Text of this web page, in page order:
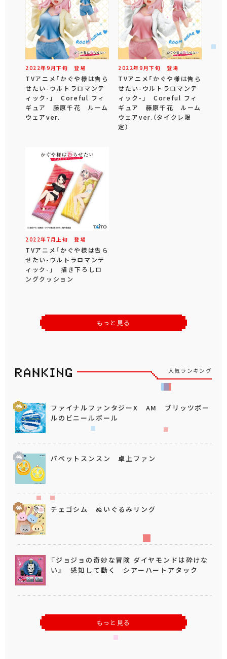
2022年9 月下旬 登場
TVアニメ「かぐや様は告ら
せたい-ウルトラロマンテ
ィック-」 Coreful フィ
ギュア 藤原千花 ルーム
ウェアver.
2022年9 月下旬 登場
TVアニメ「かぐや様は告ら
せたい-ウルトラロマンテ
ィック-」 Coreful フィ
ギュア 藤原千花 ルーム
ウェアver.（タイクレ限
定）
2022年 7 月 上旬 登場
TVアニメ「かぐや様は告ら
せたい-ウルトラロマンテ
ィック-」 描き下ろしロ
ングクッション
もっと見る
人気ランキング
ファイナルファンタジーX AM ブリッツボー
ルのビニールボール
パペットスンスン 卓上ファン
チェゴシム ぬいぐるみリング
『ジョジョの奇妙な冒険 ダイヤモンドは砕けな
い』 感知して動く シアーハートアタック
もっと見る